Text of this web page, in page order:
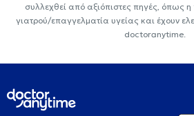
συλλεχθεί από αξιόπιστες πηγές, όπως
γιατρού/επαγγελματία υγείας και έχουν
doctoranytime.